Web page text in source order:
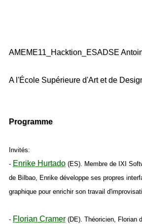
AMEME11_Hacktion_ESADSE
A l'École Supérieure d'Art et de
Programme
Invités:
- Enrike Hurtado(ES). Membre de IXI
de Bilbao, Enrike développe ses propres
graphique pour enrichir son travail
- Florian Cramer (DE). Théoricien, Florian